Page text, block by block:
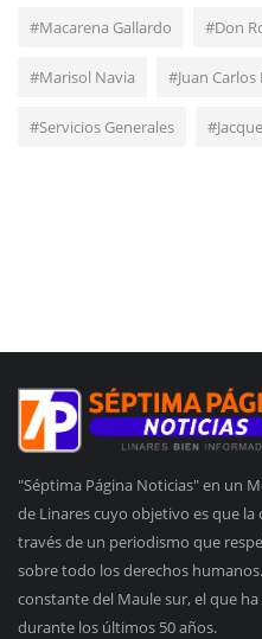
#Macarena Gallardo #Don
#Marisol Navia #Juan Carlos
#Servicios Generales
"Séptima Página Noticias" en un
de Linares cuyo objetivo es que
través de un periodismo que
sobre todo los derechos
constante del Maule sur, el que
durante los últimos 50 años.